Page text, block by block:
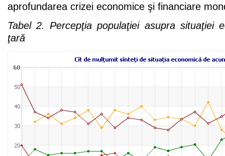
aprofundarea crizei economice şi financiare
Tabel 2. Percepţia populaţiei asupra situaţiei
ţară